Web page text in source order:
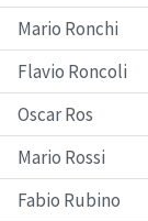
Mario Ronchi
Flavio Roncoli
Oscar Ros
Mario Rossi
Fabio Rubino